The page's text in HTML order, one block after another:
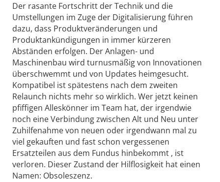
Der rasante Fortschritt der Technik und die
Umstellungen im Zuge der Digitalisierung führen
dazu, dass Produktveränderungen und
Produktankündigungen in immer kürzeren
Abständen erfolgen. Der Anlagen- und
Maschinenbau wird turnusmäßig von Innovationen
überschwemmt und von Updates heimgesucht.
Kompatibel ist spätestens nach dem zweiten
Relaunch nichts mehr so wirklich. Wer jetzt keinen
pfiffigen Alleskönner im Team hat, der irgendwie
noch eine Verbindung zwischen Alt und Neu unter
Zuhilfenahme von neuen oder irgendwann mal zu
viel gekauften und fast schon vergessenen
Ersatzteilen aus dem Fundus hinbekommt , ist
verloren. Dieser Zustand der Hilflosigkeit hat einen
Namen: Obsoleszenz.